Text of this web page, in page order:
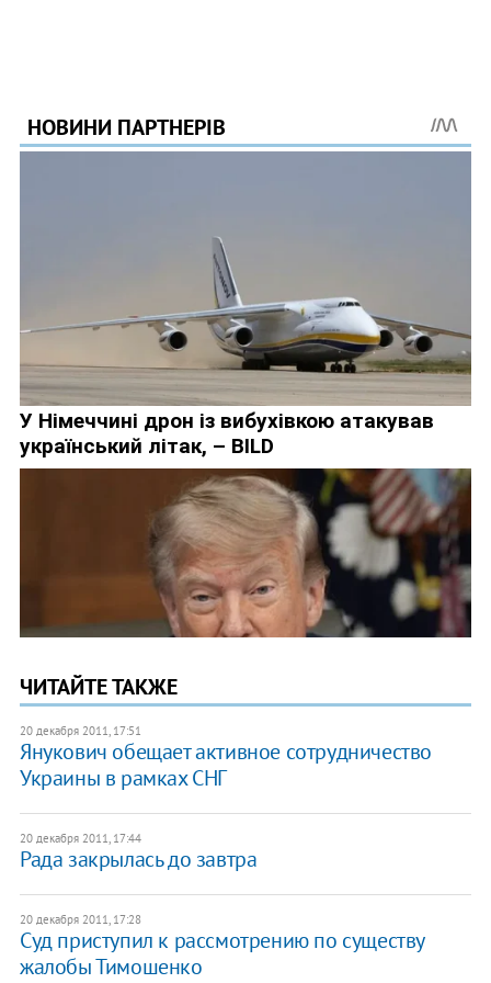
ЧИТАЙТЕ ТАКЖЕ
20 декабря 2011, 17:51
Янукович обещает активное сотрудничество
Украины в рамках СНГ
20 декабря 2011, 17:44
Рада закрылась до завтра
20 декабря 2011, 17:28
Суд приступил к рассмотрению по существу
жалобы Тимошенко